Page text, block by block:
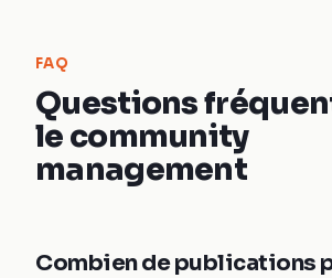
FAQ
Questions
le community
management
Combien de publications